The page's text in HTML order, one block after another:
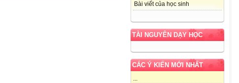
Bài viết của học sinh
TÀI NGUYÊN DẠY HỌC
CÁC Ý KIẾN MỚI NHẤT
...